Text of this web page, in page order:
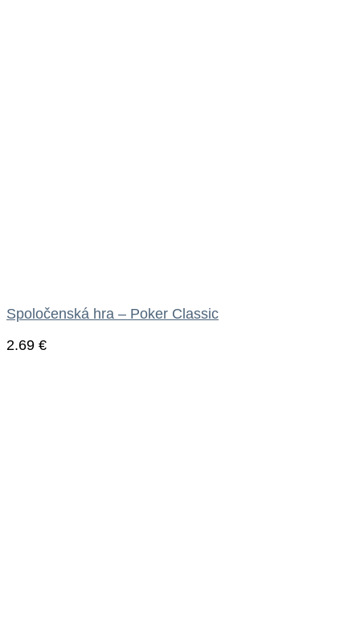
Spoločenská hra – Poker Classic
2.69 €